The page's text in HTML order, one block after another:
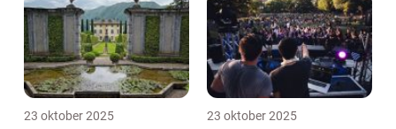
23 oktober 2025 23 oktober 2025